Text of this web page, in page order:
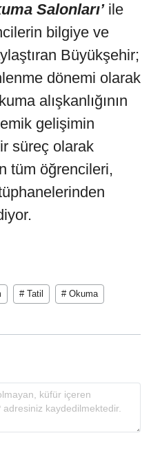
Salonları’ile
bilgiye ve
Büyükşehir;
dönemi olarak
alışkanlığının
gelişimin
süreç olarak
tüm öğrencileri,
# Tatil # Okuma